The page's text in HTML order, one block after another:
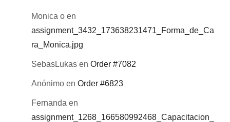
Monica o en
assignment_3432_173638231471_Forma_de_Ca
ra_Monica.jpg
SebasLukas enOrder #7082
Anónimo enOrder #6823
Fernanda en
assignment_1268_166580992468_Capacitacion_